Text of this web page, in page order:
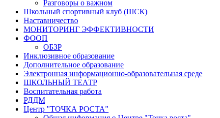
Разговоры о важном
Школьный спортивный клуб (ШСК)
Наставничество
МОНИТОРИНГ ЭФФЕКТИВНОСТИ
ФООП
ОБЗР
Инклюзивное образование
Дополнительное образование
Электронная информационно-образовательная среде
ШКОЛЬНЫЙ ТЕАТР
Воспитательная работа
РДДМ
Центр "ТОЧКА РОСТА"